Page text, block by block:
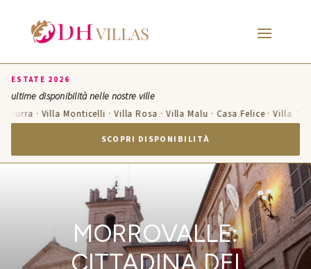
ESTATE 2026
ultime disponibilità nelle nostre ville
· Villa Monticelli · Villa Rosa · Villa Malu · Casa Felice · Villa
SCOPRI DISPONIBILITÀ
MORROVALLE:
CITTADINA DEI